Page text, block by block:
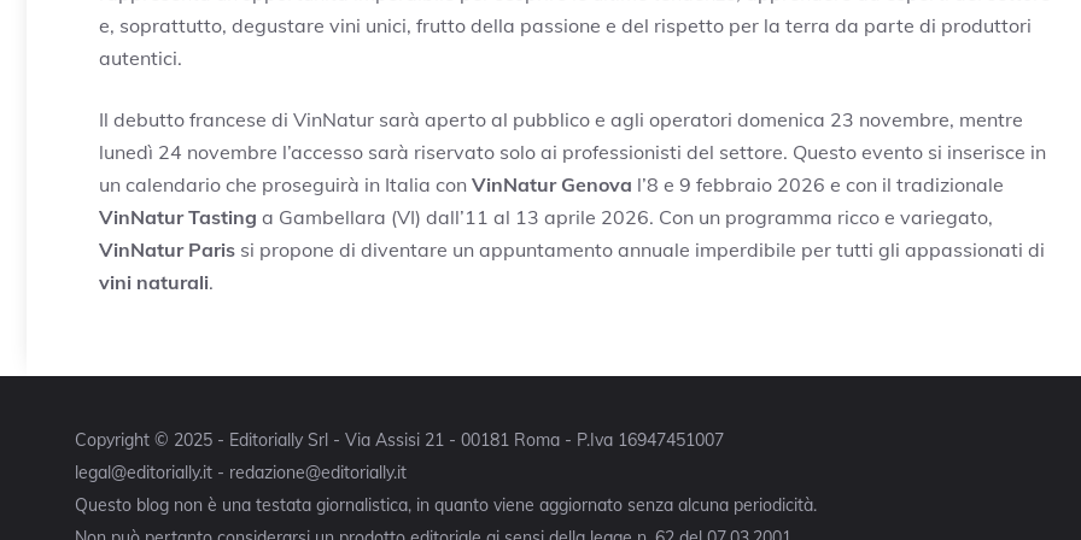
e, soprattutto, degustare vini unici, frutto della passione e del rispetto per la terra da parte di produttori
autentici.
Il debutto francese di VinNatur sarà aperto al pubblico e agli operatori domenica 23 novembre, mentre
lunedì 24 novembre l’accesso sarà riservato solo ai professionisti del settore. Questo evento si inserisce in
un calendario che proseguirà in Italia con VinNatur Genova l’8 e 9 febbraio 2026 e con il tradizionale
VinNatur Tasting a Gambellara (VI) dall’11 al 13 aprile 2026. Con un programma ricco e variegato,
VinNatur Paris si propone di diventare un appuntamento annuale imperdibile per tutti gli appassionati di
vini naturali.
Copyright © 2025 - Editorially Srl - Via Assisi 21 - 00181 Roma - P.Iva 16947451007
legal@editorially.it - redazione@editorially.it
Questo blog non è una testata giornalistica, in quanto viene aggiornato senza alcuna periodicità.